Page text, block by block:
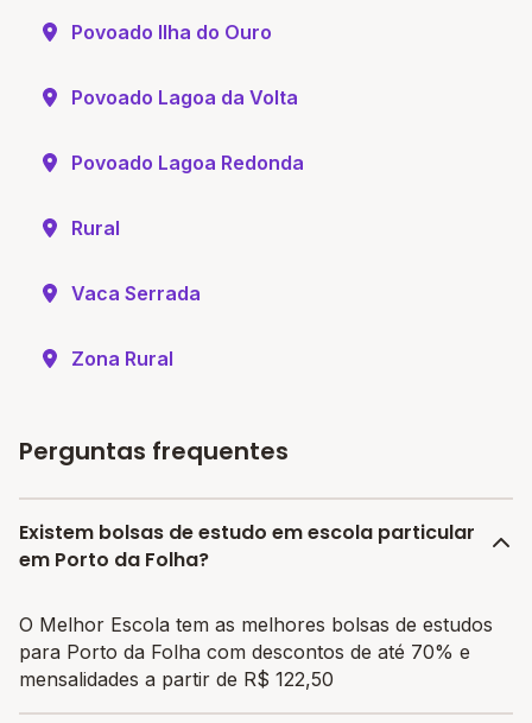
Povoado Ilha do Ouro
Povoado Lagoa da Volta
Povoado Lagoa Redonda
Rural
Vaca Serrada
Zona Rural
Perguntas frequentes
Existem bolsas de estudo em escola particular
em Porto da Folha?
O Melhor Escola tem as melhores bolsas de estudos
para Porto da Folha com descontos de até 70% e
mensalidades a partir de R$ 122,50